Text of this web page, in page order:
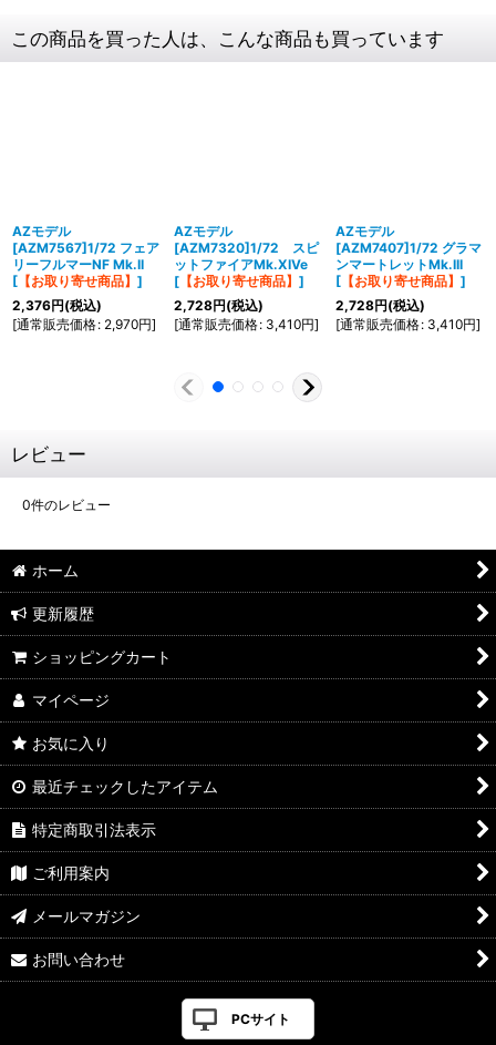
この商品を買った人は、こんな商品も買っています
AZモデル
[AZM7567]1/72 フェア
リーフルマーNF Mk.II
[ 【お取り寄せ商品】 ]
2,376円(税込)
[通常販売価格: 2,970円]
AZモデル
[AZM7320]1/72 スピ
ットファイアMk.XIVe
[ 【お取り寄せ商品】 ]
2,728円(税込)
[通常販売価格: 3,410円]
AZモデル
[AZM7407]1/72 グラマ
ンマートレットMk.III
[ 【お取り寄せ商品】 ]
2,728円(税込)
[通常販売価格: 3,410円]
レビュー
0件のレビュー
ホーム
更新履歴
ショッピングカート
マイページ
お気に入り
最近チェックしたアイテム
特定商取引法表示
ご利用案内
メールマガジン
お問い合わせ
PCサイト